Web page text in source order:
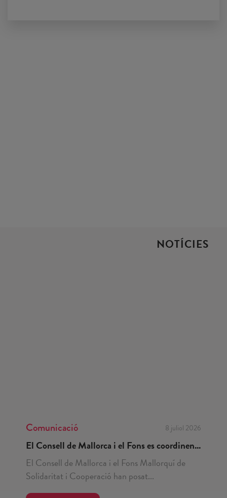
NOTÍCIES
Comunicació 8 juliol 2026
El Consell de Mallorca i el Fons es coordinen...
El Consell de Mallorca i el Fons Mallorquí de
Solidaritat i Cooperació han posat...